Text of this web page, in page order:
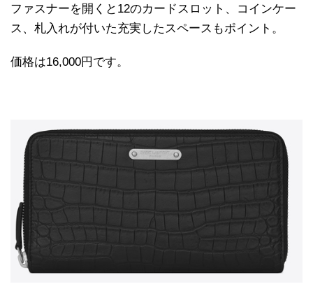
ファスナーを開くと12のカードスロット、コインケー
ス、札入れが付いた充実したスペースもポイント。
価格は16,000円です。